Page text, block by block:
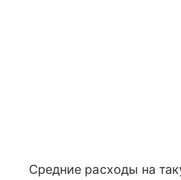
Средние расходы на